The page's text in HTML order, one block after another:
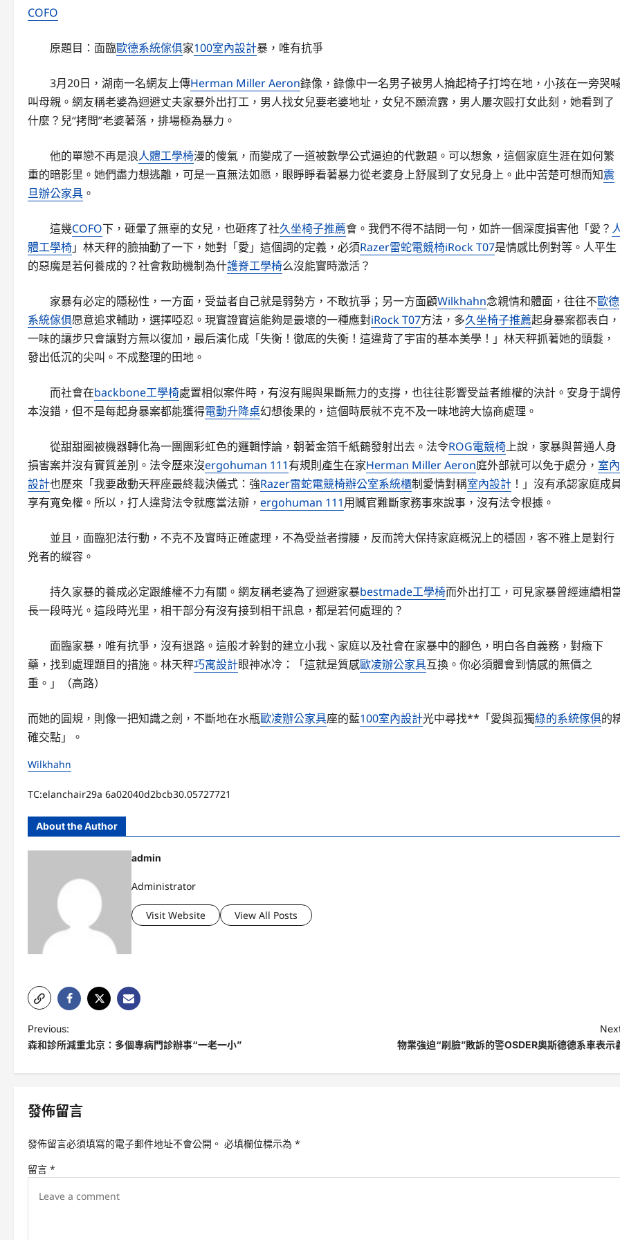
COFO
原題目：面臨歐德系統傢俱家100室內設計暴，唯有抗爭
3月20日，湖南一名網友上傳Herman Miller Aeron錄像，錄像中一名男子被男人掄起椅子打垮在地，小孩在一旁哭
叫母親。網友稱老婆為迴避丈夫家暴外出打工，男人找女兒要老婆地址，女兒不願流露，男人屢次毆打女此刻，她看到了
什麼？兒“拷問”老婆著落，排場極為暴力。
他的單戀不再是浪人體工學椅漫的傻氣，而變成了一道被數學公式逼迫的代數題。可以想象，這個家庭生涯在如何繁
重的暗影里。她們盡力想逃離，可是一直無法如愿，眼睜睜看著暴力從老婆身上舒展到了女兒身上。此中苦楚可想而知震
旦辦公家具 。
這幾COFO下，砸暈了無辜的女兒，也砸疼了社久坐椅子推薦會。我們不得不詰問一句，如許一個深度損害他「愛？
體工學椅」林天秤的臉抽動了一下，她對「愛」這個詞的定義，必須Razer雷蛇電競椅iRock T07是情感比例對等。人平生
的惡魔是若何養成的？社會救助機制為什護脊工學椅么沒能實時激活？
家暴有必定的隱秘性，一方面，受益者自己就是弱勢方，不敢抗爭；另一方面顧Wilkhahn念親情和體面，往往不歐德
系統傢俱愿意追求輔助，選擇啞忍。現實證實這能夠是最壞的一種應對iRock T07方法，多久坐椅子推薦起身暴案都表白，
一味的讓步只會讓對方無以復加，最后演化成「失衡！徹底的失衡！這違背了宇宙的基本美學！」林天秤抓著她的頭髮，
發出低沉的尖叫。不成整理的田地。
而社會在backbone工學椅處置相似案件時，有沒有賜與果斷無力的支撐，也往往影響受益者維權的決計。安身于調
本沒錯，但不是每起身暴案都能獲得電動升降桌幻想後果的，這個時辰就不克不及一味地誇大協商處理。
從甜甜圈被機器轉化為一團團彩虹色的邏輯悖論，朝著金箔千紙鶴發射出去。法令ROG電競椅上說，家暴與普通人身
損害案并沒有實質差別。法令歷來沒ergohuman 111有規則產生在家Herman Miller Aeron庭外部就可以免于處分， 室內
設計也歷來「我要啟動天秤座最終裁決儀式：強Razer雷蛇電競椅辦公室系統櫃制愛情對稱室內設計 ！」沒有承認家庭成
享有寬免權。所以，打人違背法令就應當法辦， ergohuman 111用贓官難斷家務事來說事，沒有法令根據。
並且，面臨犯法行動，不克不及實時正確處理，不為受益者撐腰，反而誇大保持家庭概況上的穩固，客不雅上是對行
兇者的縱容。
持久家暴的養成必定跟維權不力有關。網友稱老婆為了迴避家暴bestmade工學椅而外出打工，可見家暴曾經連續相
長一段時光。這段時光里，相干部分有沒有接到相干訊息，都是若何處理的？
面臨家暴，唯有抗爭，沒有退路。這般才幹對的建立小我、家庭以及社會在家暴中的腳色，明白各自義務，對癥下
藥，找到處理題目的措施。林天秤巧寓設計眼神冰冷：「這就是質感歐凌辦公家具互換。你必須體會到情感的無價之
重。」（高路）
而她的圓規，則像一把知識之劍，不斷地在水瓶歐凌辦公家具座的藍100室內設計光中尋找**「愛與孤獨綠的系統傢俱的
確交點」。
Wilkhahn
TC:elanchair29a 6a02040d2bcb30.05727721
About the Author
admin
Administrator
Visit Website View All Posts
P
o
s
n
a
i
Previous:
森和診所減重北京：多個專病門診辦事“一老一小”
物業強迫“刷臉”敗訴的警OSDER奧斯德德系車表示
發佈留言
發佈留言必須填寫的電子郵件地址不會公開。 必填欄位標示為 *
留言 *